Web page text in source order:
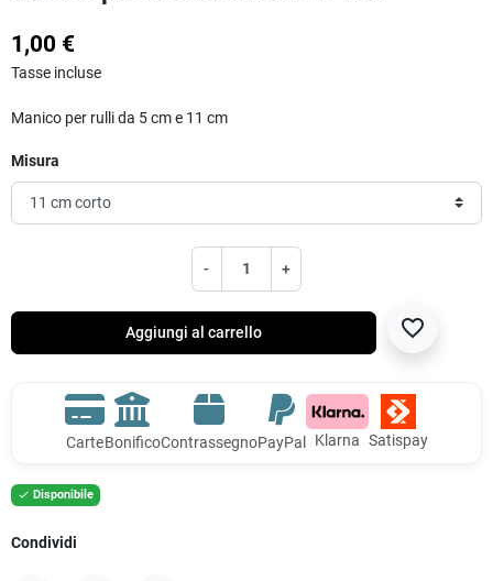
1,00 €
Tasse incluse
Manico per rulli da 5 cm e 11 cm
Misura
- +
Aggiungi al carrello favorite_border
CarteBonificoContrassegnoPayPal Klarna Satispay
 Disponibile
Condividi